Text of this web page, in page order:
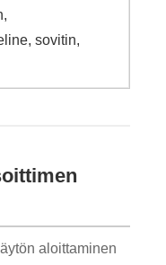
sovitin,
aloittaminen